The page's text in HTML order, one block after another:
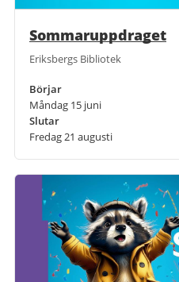
Sommaruppdraget
Eriksbergs Bibliotek
Börjar
Måndag 15 juni
Slutar
Fredag 21 augusti